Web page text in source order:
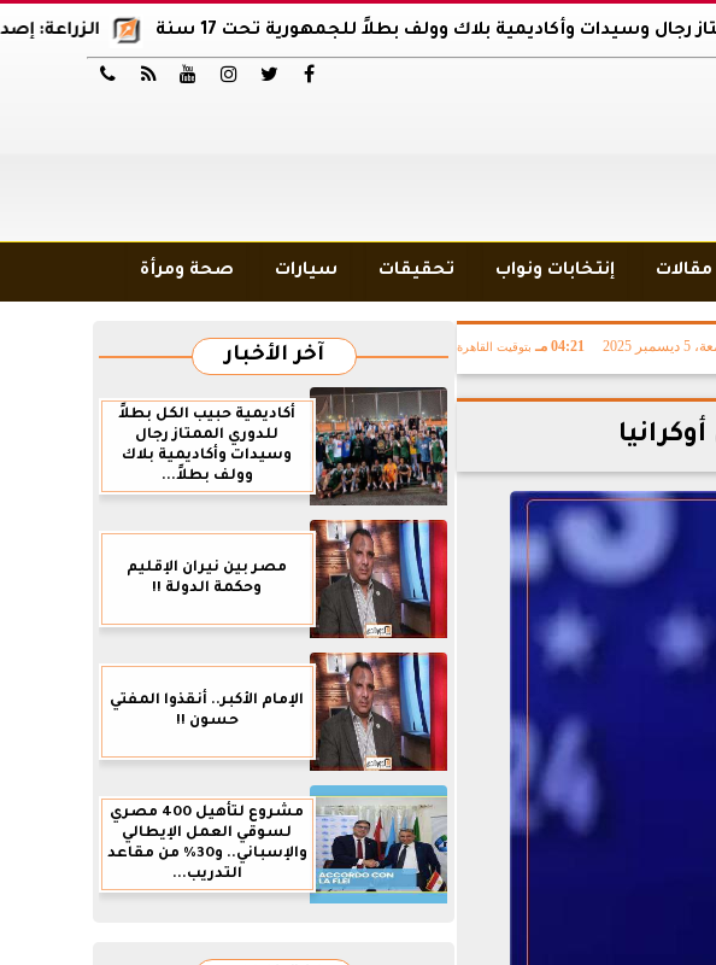
الزراعة: إصدار 12 ألف موافقة وتصريح بالمبيدات خلال 6 شهور وأكاديمية بلاك وولف بطلاً للجمهورية تحت 17 سنة






مقالات إنتخابات ونواب تحقيقات سيارات صحة ومرأة
2025 04:21 مـ بتوقيت القاهرة آخر الأخبار
أكاديمية حبيب الكل بطلاً
للدوري الممتاز رجال
وسيدات وأكاديمية بلاك
وولف بطلاً...
مصر بين نيران الإقليم
وحكمة الدولة !!
الإمام الأكبر.. أنقذوا المفتي
حسون !!
مشروع لتأهيل 400 مصري
لسوقي العمل الإيطالي
والإسباني.. و30% من مقاعد
التدريب...